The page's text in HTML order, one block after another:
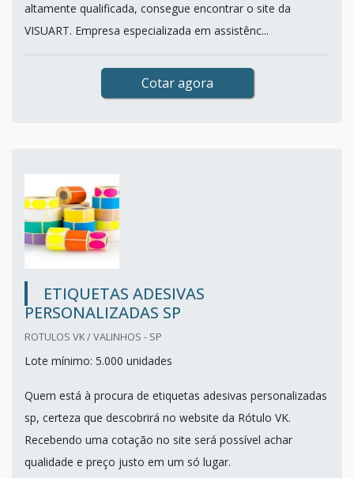
altamente qualificada, consegue encontrar o site da
VISUART. Empresa especializada em assistênc...
Cotar agora
ETIQUETAS ADESIVAS
PERSONALIZADAS SP
ROTULOS VK / VALINHOS - SP
Lote mínimo: 5.000 unidades
Quem está à procura de etiquetas adesivas personalizadas
sp, certeza que descobrirá no website da Rótulo VK.
Recebendo uma cotação no site será possível achar
qualidade e preço justo em um só lugar.